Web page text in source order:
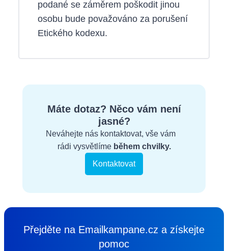
podané se záměrem poškodit jinou
osobu bude považováno za porušení
Etického kodexu.
Máte dotaz? Něco vám není
jasné?
Neváhejte nás kontaktovat, vše vám
rádi vysvětlíme během chvilky.
Kontaktovat
Přejděte na Emailkampane.cz a získejte
pomoc